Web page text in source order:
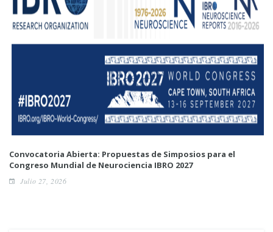
Convocatoria Abierta: Propuestas de Simposios para el
Congreso Mundial de Neurociencia IBRO 2027
Julio 27, 2026